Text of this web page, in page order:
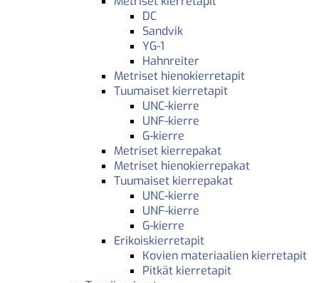
DC
Sandvik
YG-1
Hahnreiter
Metriset hienokierretapit
Tuumaiset kierretapit
UNC-kierre
UNF-kierre
G-kierre
Metriset kierrepakat
Metriset hienokierrepakat
Tuumaiset kierrepakat
UNC-kierre
UNF-kierre
G-kierre
Erikoiskierretapit
Kovien materiaalien kierretapit
Pitkät kierretapit